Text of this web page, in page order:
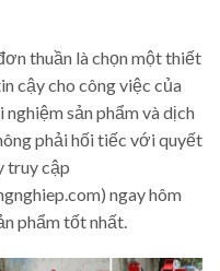
thuần là chọn một thiết
cậy cho công việc của
sản phẩm và dịch
phải hối tiếc với quyết
truy cập
ngay hôm
phẩm tốt nhất.